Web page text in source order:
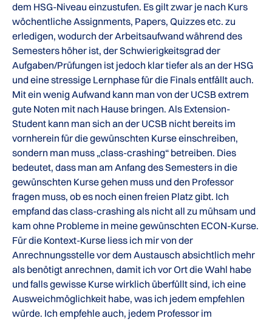
dem HSG-Niveau einzustufen. Es gilt zwar je nach Kurs
wöchentliche Assignments, Papers, Quizzes etc. zu
erledigen, wodurch der Arbeitsaufwand während des
Semesters höher ist, der Schwierigkeitsgrad der
Aufgaben/Prüfungen ist jedoch klar tiefer als an der HSG
und eine stressige Lernphase für die Finals entfällt auch.
Mit ein wenig Aufwand kann man von der UCSB extrem
gute Noten mit nach Hause bringen. Als Extension-
Student kann man sich an der UCSB nicht bereits im
vornherein für die gewünschten Kurse einschreiben,
sondern man muss „class-crashing“ betreiben. Dies
bedeutet, dass man am Anfang des Semesters in die
gewünschten Kurse gehen muss und den Professor
fragen muss, ob es noch einen freien Platz gibt. Ich
empfand das class-crashing als nicht all zu mühsam und
kam ohne Probleme in meine gewünschten ECON-Kurse.
Für die Kontext-Kurse liess ich mir von der
Anrechnungsstelle vor dem Austausch absichtlich mehr
als benötigt anrechnen, damit ich vor Ort die Wahl habe
und falls gewisse Kurse wirklich überfüllt sind, ich eine
Ausweichmöglichkeit habe, was ich jedem empfehlen
würde. Ich empfehle auch, jedem Professor im